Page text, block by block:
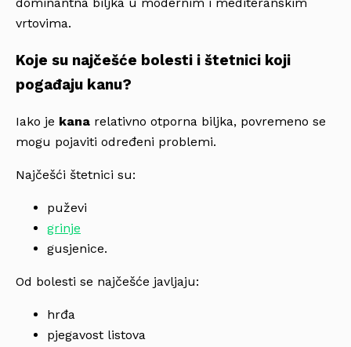
vrtovima.
Koje su najčešće bolesti i štetnici koji
pogađaju kanu?
Iako je kana relativno otporna biljka, povremeno se
mogu pojaviti određeni problemi.
Najčešći štetnici su:
puževi
grinje
gusjenice.
Od bolesti se najčešće javljaju:
hrđa
pjegavost listova